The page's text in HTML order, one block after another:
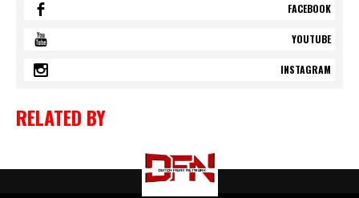
FACEBOOK
YOUTUBE
INSTAGRAM
RELATED BY